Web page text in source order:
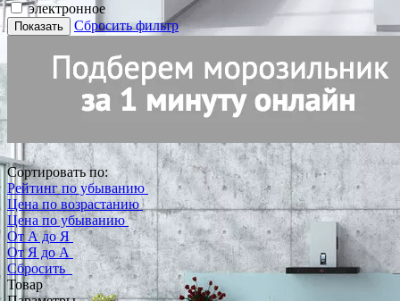
электронное
Показать Сбросить фильтр
Сортировать по:
Рейтинг по убыванию
Цена по возрастанию
Цена по убыванию
От А до Я
От Я до А
Сбросить
Товар